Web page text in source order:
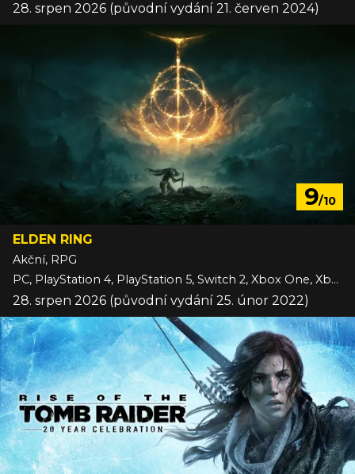
28. srpen 2026 (původní vydání 21. červen 2024)
9/10
ELDEN RING
Akční, RPG
PC, PlayStation 4, PlayStation 5, Switch 2, Xbox One, Xbox Series
28. srpen 2026 (původní vydání 25. únor 2022)